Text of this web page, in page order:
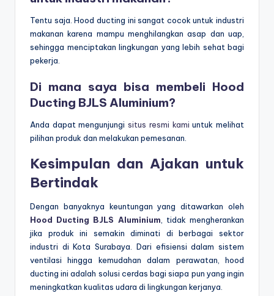
Tentu saja. Hood ducting ini sangat cocok untuk industri
makanan karena mampu menghilangkan asap dan uap,
sehingga menciptakan lingkungan yang lebih sehat bagi
pekerja.
Di mana saya bisa membeli Hood
Ducting BJLS Aluminium?
Anda dapat mengunjungisitus resmi kami untuk melihat
pilihan produk dan melakukan pemesanan.
Kesimpulan dan Ajakan untuk
Bertindak
Dengan banyaknya keuntungan yang ditawarkan oleh
Hood Ducting BJLS Aluminium , tidak mengherankan
jika produk ini semakin diminati di berbagai sektor
industri di Kota Surabaya. Dari efisiensi dalam sistem
ventilasi hingga kemudahan dalam perawatan, hood
ducting ini adalah solusi cerdas bagi siapa pun yang ingin
meningkatkan kualitas udara di lingkungan kerjanya.